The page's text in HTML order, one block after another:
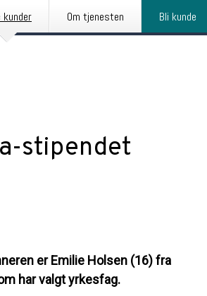
kunder Om tjenesten Bli kunde
stipendet
er Emilie Holsen (16) fra
har valgt yrkesfag.